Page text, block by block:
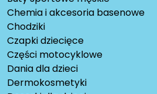
Chemia i akcesoria basenowe
Chodziki
Czapki dziecięce
Części motocyklowe
Dania dla dzieci
Dermokosmetyki